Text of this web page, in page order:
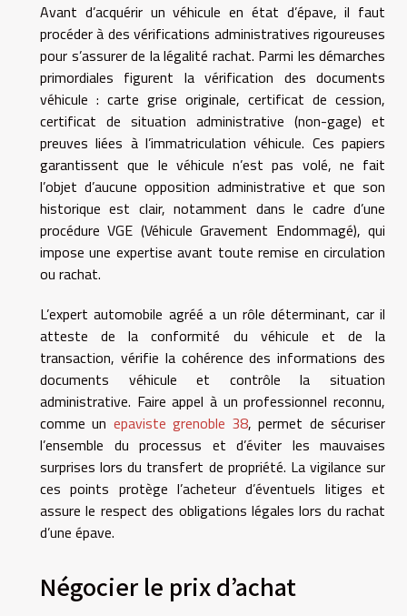
Avant d’acquérir un véhicule en état d’épave, il faut
procéder à des vérifications administratives rigoureuses
pour s’assurer de la légalité rachat. Parmi les démarches
primordiales figurent la vérification des documents
véhicule : carte grise originale, certificat de cession,
certificat de situation administrative (non-gage) et
preuves liées à l’immatriculation véhicule. Ces papiers
garantissent que le véhicule n’est pas volé, ne fait
l’objet d’aucune opposition administrative et que son
historique est clair, notamment dans le cadre d’une
procédure VGE (Véhicule Gravement Endommagé), qui
impose une expertise avant toute remise en circulation
ou rachat.
L’expert automobile agréé a un rôle déterminant, car il
atteste de la conformité du véhicule et de la
transaction, vérifie la cohérence des informations des
documents véhicule et contrôle la situation
administrative. Faire appel à un professionnel reconnu,
comme un epaviste grenoble 38, permet de sécuriser
l’ensemble du processus et d’éviter les mauvaises
surprises lors du transfert de propriété. La vigilance sur
ces points protège l’acheteur d’éventuels litiges et
assure le respect des obligations légales lors du rachat
d’une épave.
Négocier le prix d’achat